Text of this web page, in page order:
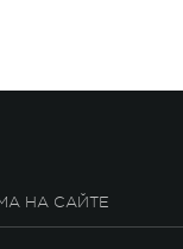
НА САЙТЕ